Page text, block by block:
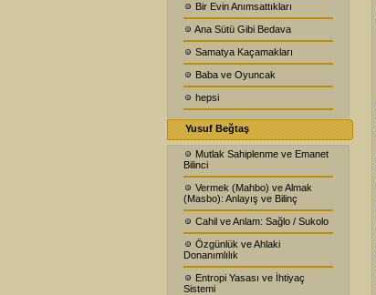
Bir Evin Anımsattıkları
Ana Sütü Gibi Bedava
Samatya Kaçamakları
Baba ve Oyuncak
hepsi
Yusuf Beğtaş
Mutlak Sahiplenme ve Emanet
Bilinci
Vermek (Mahbo) ve Almak
(Masbo): Anlayış ve Bilinç
Cahil ve Anlam: Sağlo / Sukolo
Özgünlük ve Ahlaki
Donanımlılık
Entropi Yasası ve İhtiyaç
Sistemi